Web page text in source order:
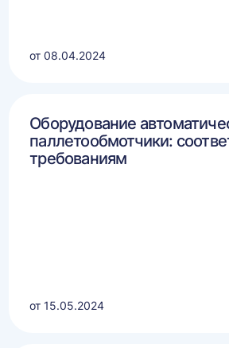
от 08.04.2024
Оборудование
паллетообмотчики:
требованиям
от 15.05.2024